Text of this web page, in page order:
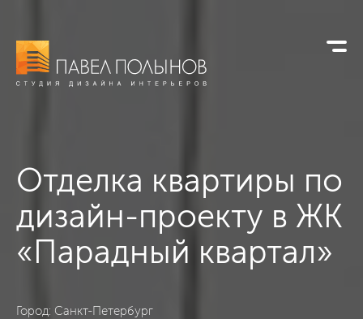
Отделка квартиры по
дизайн-проекту в ЖК
«Парадный квартал»
ЖК «Парадный квартал», Санкт-Петербург, Современный,
Город: Санкт-Петербург